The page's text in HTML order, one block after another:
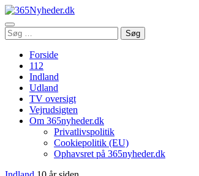
Åbn
menu
Søg
efter:
Søg
Forside
112
Indland
Udland
TV oversigt
Vejrudsigten
Om 365nyheder.dk
Privatlivspolitik
Cookiepolitik (EU)
Ophavsret på 365nyheder.dk